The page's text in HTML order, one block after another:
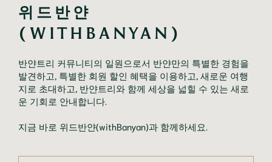
위드반얀
(WITHBANYAN)
반얀트리 커뮤니티의 일원으로서 반얀만의 특별한 경험을
발견하고, 특별한 회원 할인 혜택을 이용하고, 새로운 여행
지로 초대하고, 반얀트리와 함께 세상을 넓힐 수 있는 새로
운 기회로 안내합니다.
지금 바로 위드반얀(withBanyan)과 함께하세요.